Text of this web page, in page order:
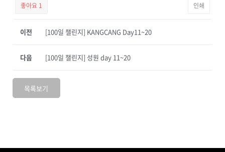
좋아요 1 인쇄
이전 [100일 챌린지] KANGCANG Day11~20
[100일 챌린지] 성원 day 11~20
다음
목록보기